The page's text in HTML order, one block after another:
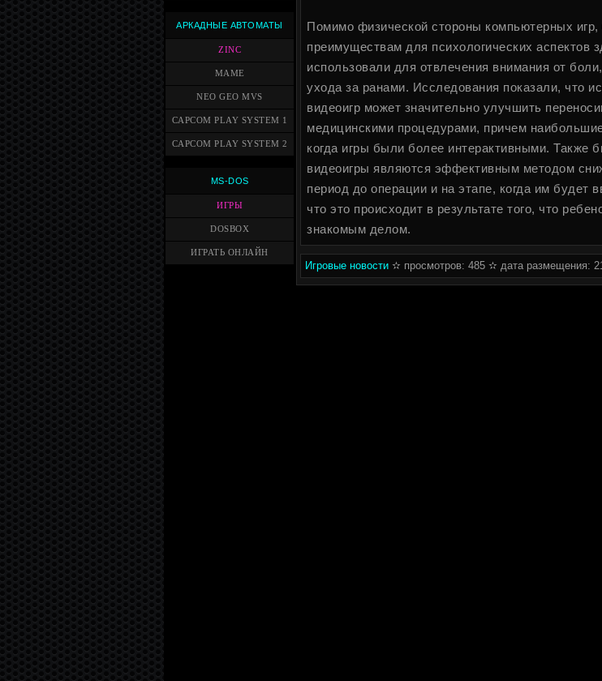
АРКАДНЫЕ АВТОМАТЫ
ZINC
MAME
NEO GEO MVS
CAPCOM PLAY SYSTEM 1
CAPCOM PLAY SYSTEM 2
MS-DOS
ИГРЫ
DOSBOX
ИГРАТЬ ОНЛАЙН
Помимо физической стороны компьютерных игр,
преимуществам для психологических аспектов
использовали для отвлечения внимания от
ухода за ранами. Исследования показали, что
видеоигр может значительно улучшить
медицинскими процедурами, причем
когда игры были более интерактивными. Также
видеоигры являются эффективным методом
период до операции и на этапе, когда им будет
что это происходит в результате того, что
знакомым делом.
Игровые новости ✫ просмотров: 485 ✫ дата размещения: